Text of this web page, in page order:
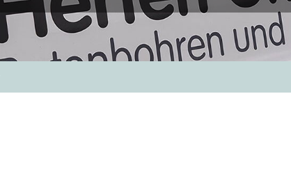
Anschlussbewehrung
Fugenschneiden